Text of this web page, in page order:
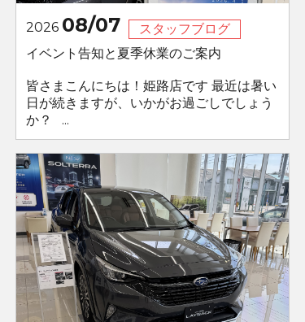
2026 08/07
スタッフブログ
イベント告知と夏季休業のご案内
皆さまこんにちは！姫路店です 最近は暑い
日が続きますが、いかがお過ごしでしょう
か？ ...